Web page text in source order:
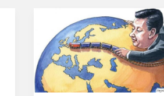
ecco
come
ha
assunto
la